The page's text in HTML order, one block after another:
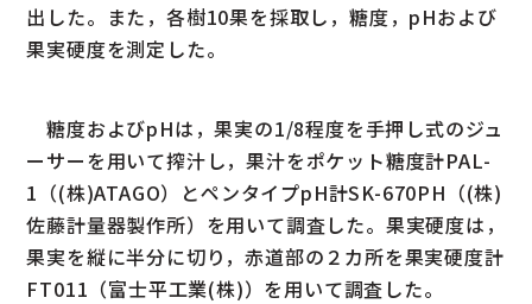
出した。また，各樹10果を採取し，糖度，pHおよび
果実硬度を測定した。
糖度およびpHは，果実の1/8程度を手押し式のジュ
ーサーを用いて搾汁し，果汁をポケット糖度計PAL-
1（(株)ATAGO）とペンタイプpH計SK-670PH（(株)
佐藤計量器製作所）を用いて調査した。果実硬度は，
果実を縦に半分に切り，赤道部の２カ所を果実硬度計
FT011（富士平工業(株)）を用いて調査した。